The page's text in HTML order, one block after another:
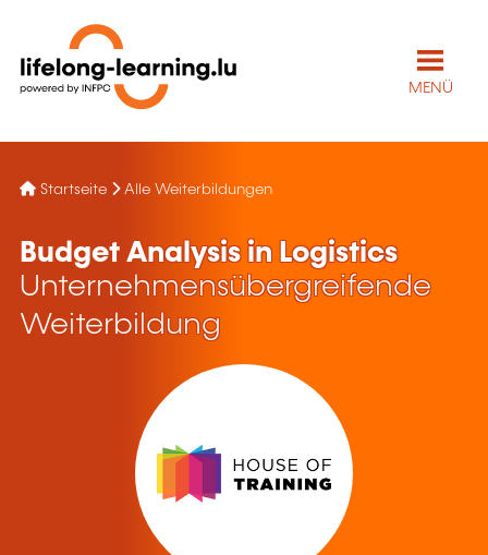
MENÜ
Startseite Alle Weiterbildungen
Budget Analysis in Logistics
Unternehmensübergreifende
Weiterbildung